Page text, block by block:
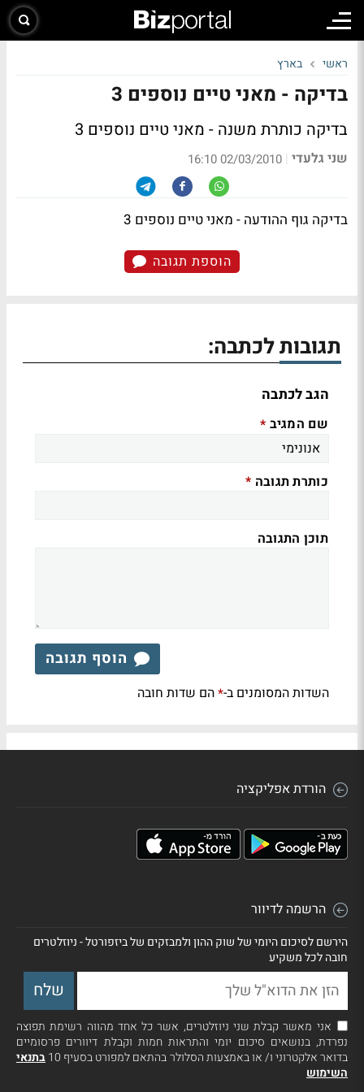
ראשי בארץ
בדיקה - מאני טיים נוספים 3
בדיקה כותרת משנה - מאני טיים נוספים 3
שני גלעדי |
02/03/2010 16:10
בדיקה גוף ההודעה - מאני טיים נוספים 3
הוספת תגובה
תגובות לכתבה:
הגב לכתבה
שם המגיב *
כותרת תגובה *
תוכן התגובה
הוסף תגובה
השדות המסומנים ב-*הם שדות חובה
הורדת אפליקציה
הרשמה לדיוור
הירשם לסיכום היומי של שוק ההון ולמבזקים של ביזפורטל - ניוזלטרים
חובה לכל משקיע
אני מאשר קבלת שני ניוזלטרים, אשר כל אחד מהווה רשימת תפוצה
נפרדת, בנושאים סיכום יומי והתראות חמות וקבלת דיוורים פרסומיים
בדואר אלקטרוני ו/ או באמצעות הסלולר בהתאם למפורט בסעיף 10
בתנאי
השימוש